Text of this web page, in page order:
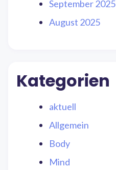
September 2025
August 2025
Kategorien
aktuell
Allgemein
Body
Mind